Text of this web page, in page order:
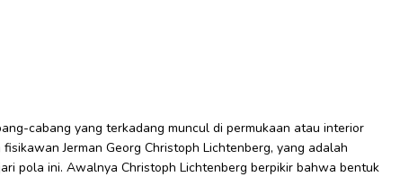
cabang yang terkadang muncul di permukaan atau interior
Jerman Georg Christoph Lichtenberg, yang adalah
pola ini. Awalnya Christoph Lichtenberg berpikir bahwa bentuk